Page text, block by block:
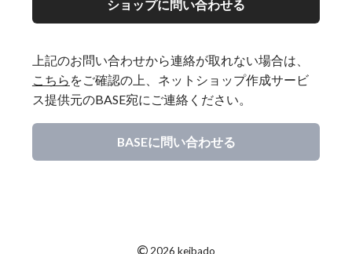
ショップに問い合わせる
上記のお問い合わせから連絡が取れない場合は、
こちら をご確認の上、ネットショップ作成サービ
ス提供元のBASE宛にご連絡ください。
BASEに問い合わせる
© 2026 keibado